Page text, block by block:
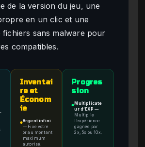
de la version du jeu, une
en un clic et une
fichiers sans malware pour
compatibles.
Inventai
re et
Économ
ie
●Argent infini
— Fixe votre
or au montant
maximum
autorisé.
Progres
sion
●Multiplicate
ur d’EXP —
Multiplie
l’expérience
gagnée par
2x, 5x ou 10x.